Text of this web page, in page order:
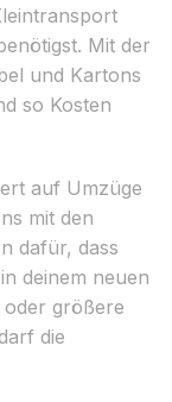
Mit der
und Kartons
so Kosten
auf Umzüge
mit den
dafür, dass
deinem neuen
oder größere
die